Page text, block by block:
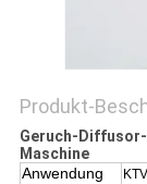
Produkt-
Geruch-
Maschine
Anwendung